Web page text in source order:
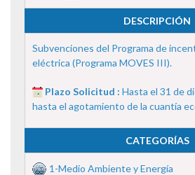
DESCRIPCIÓN
Subvenciones del Programa de
eléctrica (Programa MOVES III).
Plazo Solicitud : Hasta el 31 de
hasta el agotamiento de la cuantía
CATEGORÍAS
1-Medio Ambiente y Energía